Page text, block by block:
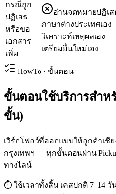
กรณีถูก
ปฏิเสธ
หรือขอ
เอกสาร
เพิ่ม
อ่านจดหมายปฏิเส
ภาษาต่างประเทศเอง
วิเคราะห์เหตุผลเอง
เตรียมยื่นใหม่เอง
HowTo · ขั้นตอน
ขั้นตอนใช้บริการสำห
ขั้น)
เวิร์กโฟลว์ที่ออกแบบให้ลูกค้าเชีย
กรุงเทพฯ — ทุกขั้นตอนผ่าน
ทางไลน์
⏱ ใช้เวลาทั้งสิ้น เคสปกติ 7–14 วั